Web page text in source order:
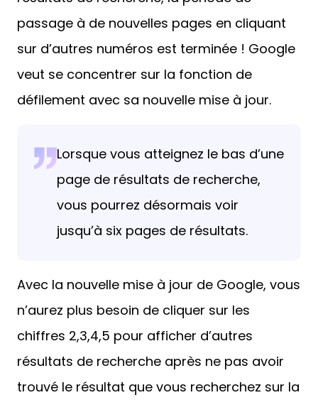
passage à de nouvelles pages en cliquant
sur d’autres numéros est terminée ! Google
veut se concentrer sur la fonction de
défilement avec sa nouvelle mise à jour.
Lorsque vous atteignez le bas d’une
page de résultats de recherche,
vous pourrez désormais voir
jusqu’à six pages de résultats.
Avec la nouvelle mise à jour de Google, vous
n’aurez plus besoin de cliquer sur les
chiffres 2,3,4,5 pour afficher d’autres
résultats de recherche après ne pas avoir
trouvé le résultat que vous recherchez sur la